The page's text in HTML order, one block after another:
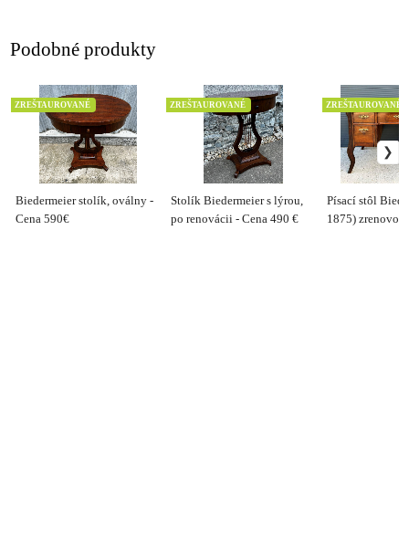
Podobné produkty
Biedermeier stolík, oválny -
Cena 590€
ZREŠTAUROVANÉ
Stolík Biedermeier s lýrou,
po renovácii - Cena 490 €
ZREŠTAUROVANÉ
Písací stôl
1875)
ZREŠTAUROVANÉ